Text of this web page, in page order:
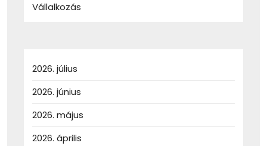
Vállalkozás
2026. július
2026. június
2026. május
2026. április